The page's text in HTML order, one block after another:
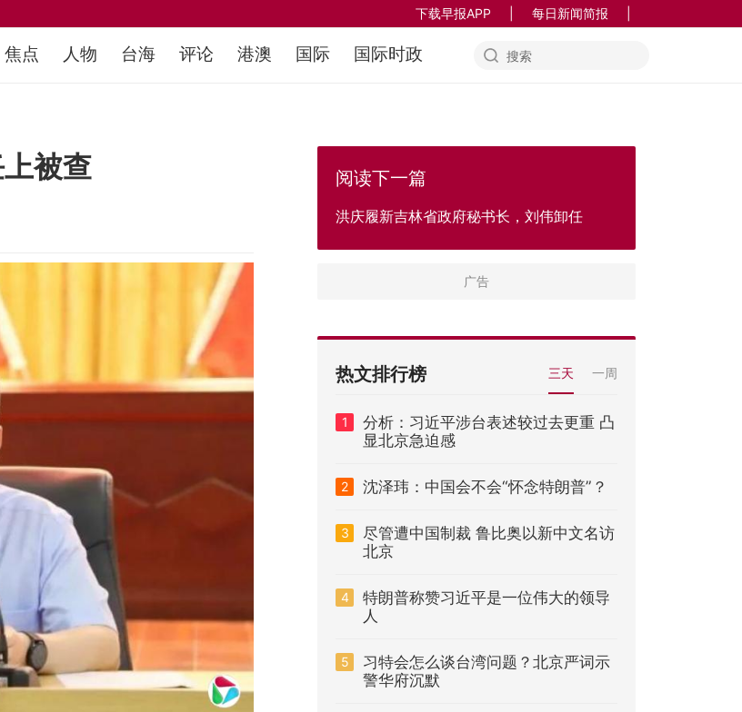
下载早报APP 每日新闻简报
焦点 人物 台海 评论 港澳 国际 国际时政
被查 阅读下一篇
洪庆履新吉林省政府秘书长，刘伟卸任
热文排行榜 三天 一周
1
分析：习近平涉台表述较过去更重 凸
显北京急迫感
2 沈泽玮：中国会不会“怀念特朗普”？
3
尽管遭中国制裁 鲁比奥以新中文名访
北京
4
特朗普称赞习近平是一位伟大的领导
人
5
习特会怎么谈台湾问题？北京严词示
警华府沉默